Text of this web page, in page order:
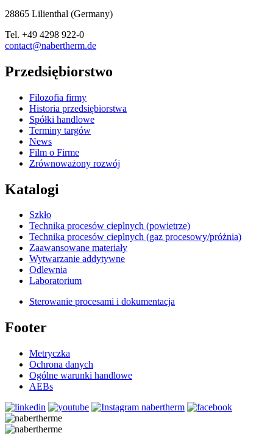
28865 Lilienthal (Germany)
Tel. +49 4298 922-0
contact@nabertherm.de
Przedsiębiorstwo
Filozofia firmy
Historia przedsiębiorstwa
Spółki handlowe
Terminy targów
News
Film o Firme
Zrównoważony rozwój
Katalogi
Szkło
Technika procesów cieplnych (powietrze)
Technika procesów cieplnych (gaz procesowy/próżnia)
Zaawansowane materiały
Wytwarzanie addytywne
Odlewnia
Laboratorium
Sterowanie procesami i dokumentacja
Footer
Metryczka
Ochrona danych
Ogólne warunki handlowe
AEBs